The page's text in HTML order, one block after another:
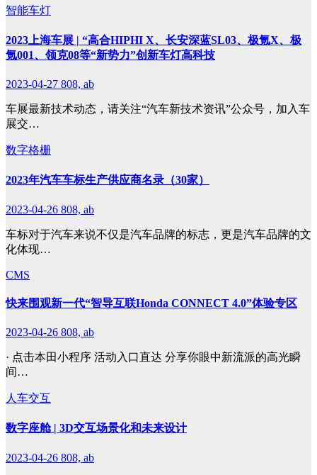
智能车灯
2023上海车展 | “高合HIPHI X、长安深蓝SL03、极氪X、极
氪001、领克08等“新势力”创新车灯高科技
2023-04-27 808, ab
车展最新技术动态，请关注“汽车新技术资讯”公众号，加入车
展交…
数字格栅
2023年汽车车标生产供应商名录（30家）
2023-04-26 808, ab
车标对于汽车来说不仅是汽车品牌的标志，更是汽车品牌的文
化体现…
CMS
快来围观新一代“智导互联Honda CONNECT 4.0”体验专区
2023-04-26 808, ab
· 点击本田小程序 活动入口直达 分享你眼中新流派的高光瞬
间…
人车交互
数字座舱 | 3D交互场景化和未来设计
2023-04-26 808, ab